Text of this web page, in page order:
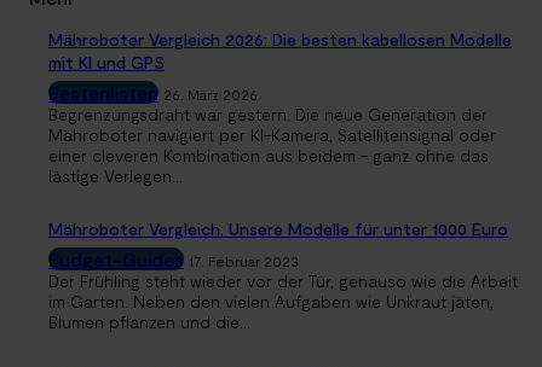
Mähroboter Vergleich 2026: Die besten kabellosen Modelle
mit KI und GPS
Bestenlisten 26. März 2026
Begrenzungsdraht war gestern. Die neue Generation der
Mähroboter navigiert per KI-Kamera, Satellitensignal oder
einer cleveren Kombination aus beidem - ganz ohne das
lästige Verlegen...
Mähroboter Vergleich: Unsere Modelle für unter 1000 Euro
Budget-Guides 17. Februar 2023
Der Frühling steht wieder vor der Tür, genauso wie die Arbeit
im Garten. Neben den vielen Aufgaben wie Unkraut jäten,
Blumen pflanzen und die...